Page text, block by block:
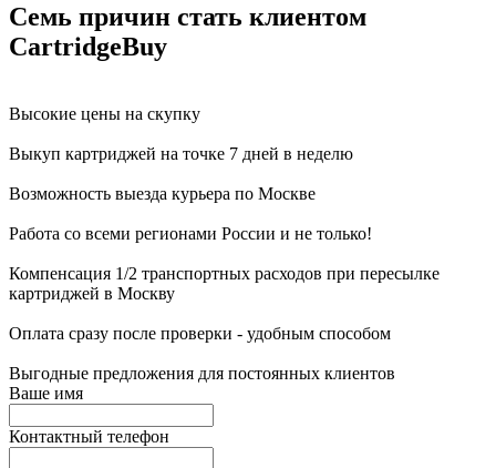
Семь причин стать клиентом
CartridgeBuy
Высокие цены на скупку
Выкуп картриджей на точке 7 дней в неделю
Возможность выезда курьера по Москве
Работа со всеми регионами России и не только!
Компенсация 1/2 транспортных расходов при пересылке
картриджей в Москву
Оплата сразу после проверки - удобным способом
Выгодные предложения для постоянных клиентов
Ваше имя
Контактный телефон